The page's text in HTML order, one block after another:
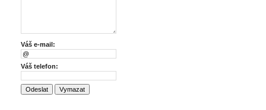
Váš e-mail:
Váš telefon: